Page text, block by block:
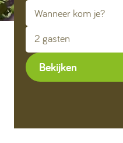
Huren
2 gasten
Bekijken